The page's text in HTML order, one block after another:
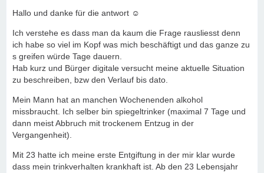
Hallo und danke für die antwort ☺
Ich verstehe es dass man da kaum die Frage rausliesst denn
ich habe so viel im Kopf was mich beschäftigt und das ganze zu
s greifen würde Tage dauern.
Hab kurz und Bürger digitale versucht meine aktuelle Situation
zu beschreiben, bzw den Verlauf bis dato.
Mein Mann hat an manchen Wochenenden alkohol
missbraucht. Ich selber bin spiegeltrinker (maximal 7 Tage und
dann meist Abbruch mit trockenem Entzug in der
Vergangenheit).
Mit 23 hatte ich meine erste Entgiftung in der mir klar wurde
dass mein trinkverhalten krankhaft ist. Ab den 23 Lebensjahr